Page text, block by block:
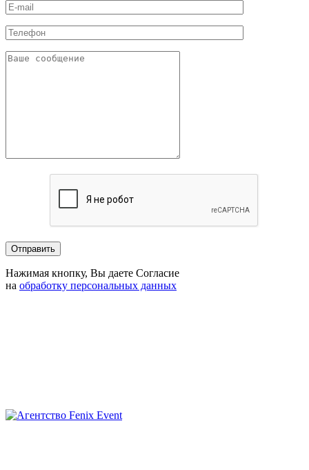
Нажимая кнопку, Вы даете Согласие
на обработку персональных данных
Агентство